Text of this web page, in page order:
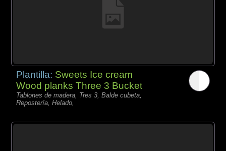
Plantilla: Sweets Ice cream
Wood planks Three 3 Bucket
Tablones de madera, Tres 3, Balde cubeta,
Repostería, Helado,